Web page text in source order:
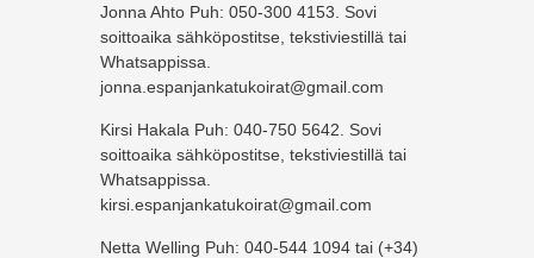
Jonna Ahto Puh: 050-300 4153. Sovi
soittoaika sähköpostitse, tekstiviestillä tai
Whatsappissa.
jonna.espanjankatukoirat@gmail.com
Kirsi Hakala Puh: 040-750 5642. Sovi
soittoaika sähköpostitse, tekstiviestillä tai
Whatsappissa.
kirsi.espanjankatukoirat@gmail.com
Netta Welling Puh: 040-544 1094 tai (+34)